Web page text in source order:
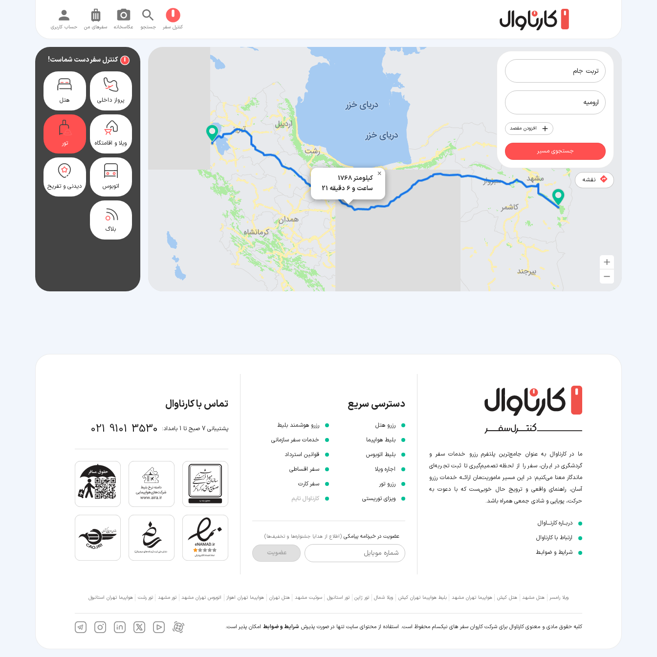
کنترل سفر جستجو عکاسخانه سفر‌های من حساب کاربری
1768 کیلومتر
21 ساعت و 6 دقیقه
×
افزودن مقصد
جستجوی مسیر
نقشه
کنترل سفر دست شماست!
پرواز داخلی هتل
ویلا و اقامتگاه تور
اتوبوس دیدنی و تفریح
بلاگ
ما در کارناوال به عنوان جامع‌ترین پلتفرم رزرو خدمات سفر و
گردشگری در ایران، سفر را از لحظه‌ تصمیم‌گیری تا ثبت تجربه‌ای
ماندگار معنا می‌کنیم؛ در این مسیر‍ ماموریت‌مان اراﺋــﻪ خدمات رزرو
آسان، راهنمای واقعی و ترویج حال خوبی‌ست که با دعوت به
حرکت، پویایی و شادی جمعی همراه باشد.
دربــاره کارنـــاوال
ارتباط با کارناوال
شرایط و ضوابـط
دسترسی سریع
رزرو هتل
بلیط هواپیما
بلیط اتوبوس
اجاره ویلا
رزرو تور
ویزای توریستی
رزرو هوشمند بلیط
خدمات سفر سازمانی
قوانین استرداد
سفر اقساطی
سفر کارت
کارناوال تایم
عضویت در خبرنامه پیامکی (اطلاع از هدایا جشنواره‌ها و تخفیف‌ها)
شماره موبایل عضویت
تماس با کارناوال
پشتیبانی 7 صبح تا 1 بامداد: 021 9101 3530
ویلا رامسر هتل مشهد هتل کیش هواپیما تهران مشهد بلیط هواپیما تهران کیش ویلا شمال تور ژاپن تور استانبول سوئیت مشهد هتل تهران هواپیما تهران اهواز اتوبوس تهران مشهد تور مشهد تور رشت هواپیما تهران استانبول
کلیه حقوق مادی و معنوی کارناوال برای شرکت کاروان سفر های نیکسام محفوظ است. استفاده از محتوای سایت تنها در صورت پذیرش شرایط و ضوابط امکان پذیر است.